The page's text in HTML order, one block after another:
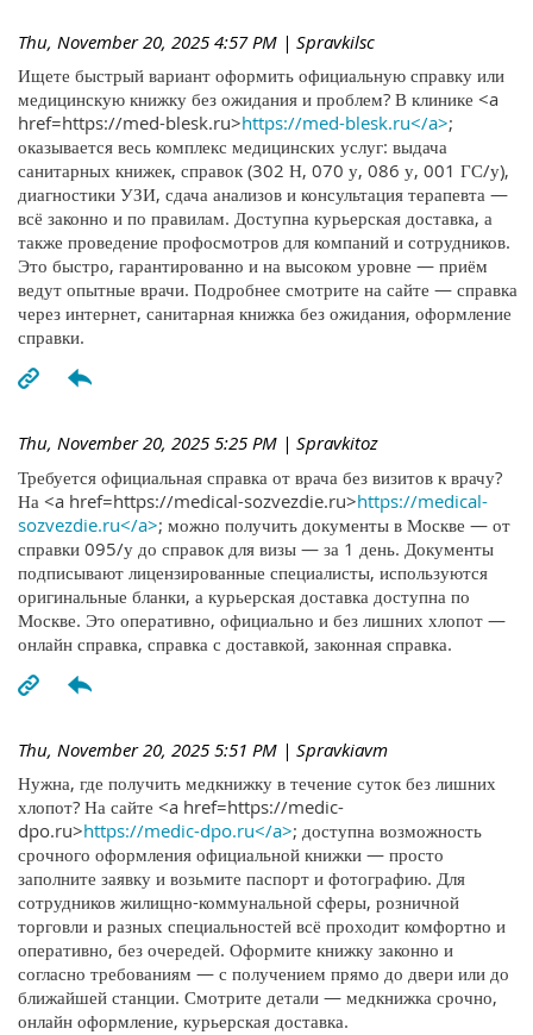
Thu, November 20, 2025 4:57 PM | Spravkilsc
Ищете быстрый вариант оформить официальную справку или
медицинскую книжку без ожидания и проблем? В клинике <a
href=https://med-blesk.ru>https://med-blesk.ru</a>;
оказывается весь комплекс медицинских услуг: выдача
санитарных книжек, справок (302 Н, 070 у, 086 у, 001 ГС/у),
диагностики УЗИ, сдача анализов и консультация терапевта —
всё законно и по правилам. Доступна курьерская доставка, а
также проведение профосмотров для компаний и сотрудников.
Это быстро, гарантированно и на высоком уровне — приём
ведут опытные врачи. Подробнее смотрите на сайте — справка
через интернет, санитарная книжка без ожидания, оформление
справки.
Thu, November 20, 2025 5:25 PM | Spravkitoz
Требуется официальная справка от врача без визитов к врачу?
На <a href=https://medical-sozvezdie.ru>https://medical-
sozvezdie.ru</a>; можно получить документы в Москве — от
справки 095/у до справок для визы — за 1 день. Документы
подписывают лицензированные специалисты, используются
оригинальные бланки, а курьерская доставка доступна по
Москве. Это оперативно, официально и без лишних хлопот —
онлайн справка, справка с доставкой, законная справка.
Thu, November 20, 2025 5:51 PM | Spravkiavm
Нужна, где получить медкнижку в течение суток без лишних
хлопот? На сайте <a href=https://medic-
dpo.ru>https://medic-dpo.ru</a>; доступна возможность
срочного оформления официальной книжки — просто
заполните заявку и возьмите паспорт и фотографию. Для
сотрудников жилищно-коммунальной сферы, розничной
торговли и разных специальностей всё проходит комфортно и
оперативно, без очередей. Оформите книжку законно и
согласно требованиям — с получением прямо до двери или до
ближайшей станции. Смотрите детали — медкнижка срочно,
онлайн оформление, курьерская доставка.